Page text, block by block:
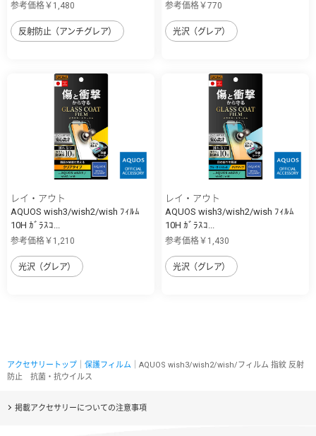
参考価格￥1,480
反射防止（アンチグレア）
参考価格￥770
光沢（グレア）
レイ・アウト
AQUOS wish3/wish2/wish ﾌｨﾙﾑ
10H ｶﾞﾗｽｺ...
参考価格￥1,210
光沢（グレア）
レイ・アウト
AQUOS wish3/wish2/wish ﾌｨﾙﾑ
10H ｶﾞﾗｽｺ...
参考価格￥1,430
光沢（グレア）
アクセサリートップ 保護フィルム ｜AQUOS wish3/wish2/wish/フィルム 指紋 反射
防止 抗菌・抗ウイルス
掲載アクセサリーについての注意事項